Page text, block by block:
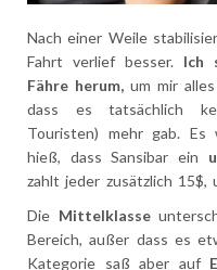
Nach einer Weile
Fahrt verlief besser. Ich
Fähre herum, um mir
dass es tatsächlich
Touristen) mehr gab. Es
hieß, dass Sansibar ein
zahlt jeder zusätzlich 15$,
Die Mittelklasse
Bereich, außer dass es
Kategorie saß aber auf